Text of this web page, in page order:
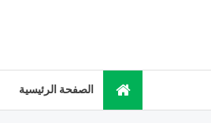
الصفحة الرئيسية